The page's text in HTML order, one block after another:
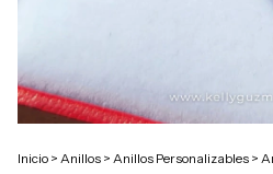
Inicio > Anillos > Anillos Personalizables >